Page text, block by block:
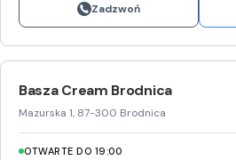
Zadzwoń
Basza Cream Brodnica
Mazurska 1, 87-300 Brodnica
OTWARTE DO 19:00